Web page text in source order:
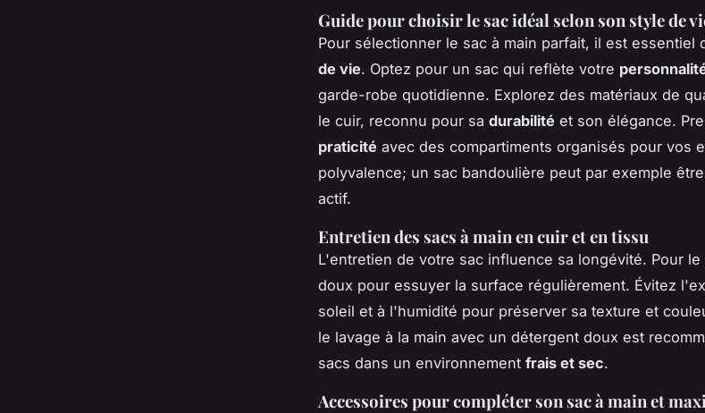
Guide pour choisir le sac idéal selon son style de
Pour sélectionner le sac à main parfait, il est essentiel
de vie. Optez pour un sac qui reflète votre
garde-robe quotidienne. Explorez des matériaux de
le cuir, reconnu pour sa durabilité et son élégance.
praticité avec des compartiments organisés pour vos
polyvalence; un sac bandoulière peut par exemple
actif.
Entretien des sacs à main en cuir et en tissu
L'entretien de votre sac influence sa longévité. Pour
doux pour essuyer la surface régulièrement. Évitez
soleil et à l'humidité pour préserver sa texture et
le lavage à la main avec un détergent doux est
sacs dans un environnement frais et sec.
Accessoires pour compléter son sac à main et